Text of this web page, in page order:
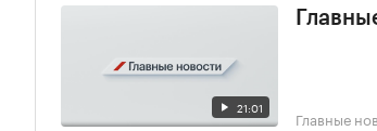
21:01 Главные